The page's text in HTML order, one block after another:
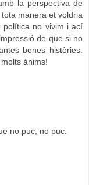
la perspectiva de
manera et voldria
política no vivim i ací
de que si no
bones històries.
ànims!
no puc, no puc.